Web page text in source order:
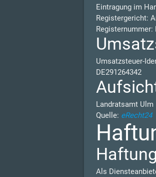
Eintragung im
Registergericht:
Registernummer:
Umsatzsteuer-
DE291264342
Landratsamt Ulm
Quelle: eRecht24
Als